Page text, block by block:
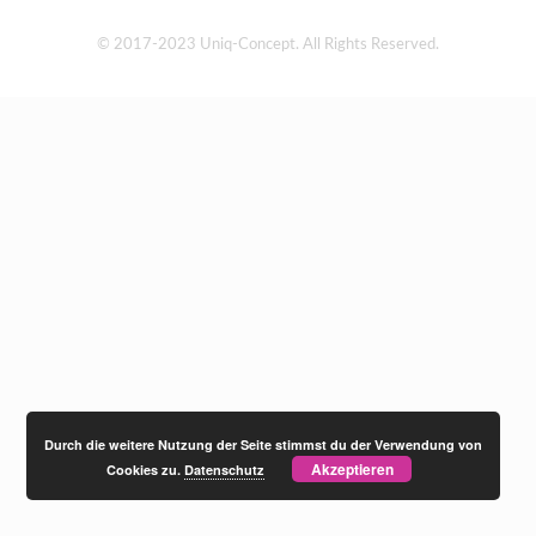
© 2017-2023 Uniq-Concept. All Rights Reserved.
Durch die weitere Nutzung der Seite stimmst du der Verwendung von
Cookies zu.Datenschutz Akzeptieren